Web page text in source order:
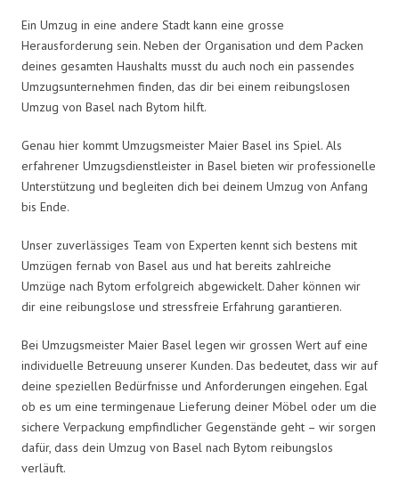
Ein Umzug in eine andere Stadt kann eine grosse
Herausforderung sein. Neben der Organisation und dem Packen
deines gesamten Haushalts musst du auch noch ein passendes
Umzugsunternehmen finden, das dir bei einem reibungslosen
Umzug von Basel nach Bytom hilft.
Genau hier kommt Umzugsmeister Maier Basel ins Spiel. Als
erfahrener Umzugsdienstleister in Basel bieten wir professionelle
Unterstützung und begleiten dich bei deinem Umzug von Anfang
bis Ende.
Unser zuverlässiges Team von Experten kennt sich bestens mit
Umzügen fernab von Basel aus und hat bereits zahlreiche
Umzüge nach Bytom erfolgreich abgewickelt. Daher können wir
dir eine reibungslose und stressfreie Erfahrung garantieren.
Bei Umzugsmeister Maier Basel legen wir grossen Wert auf eine
individuelle Betreuung unserer Kunden. Das bedeutet, dass wir auf
deine speziellen Bedürfnisse und Anforderungen eingehen. Egal
ob es um eine termingenaue Lieferung deiner Möbel oder um die
sichere Verpackung empfindlicher Gegenstände geht – wir sorgen
dafür, dass dein Umzug von Basel nach Bytom reibungslos
verläuft.